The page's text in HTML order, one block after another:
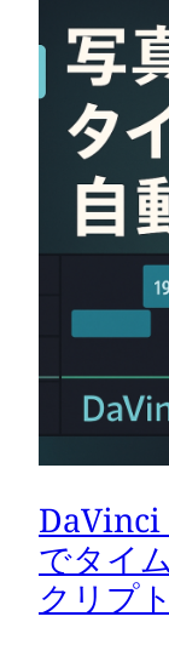
DaVinci
でタイ
クリプ